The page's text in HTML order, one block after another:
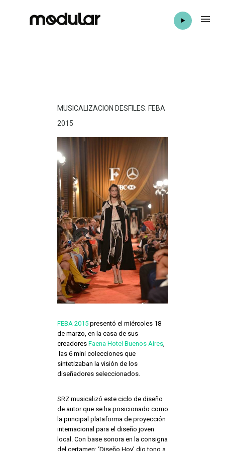
MUSICALIZACION DESFILES: FEBA
2015
FEBA 2015 presentó el miércoles 18
de marzo, en la casa de sus
creadores Faena Hotel Buenos Aires
las 6 mini colecciones que
sintetizaban la visión de los
diseñadores seleccionados.
SRZ musicalizó este ciclo de diseño
de autor que se ha posicionado como
la principal plataforma de proyección
internacional para el diseño joven
local. Con base sonora en la consigna
del certamen: ‘Diseño Hoy’ dio tono a